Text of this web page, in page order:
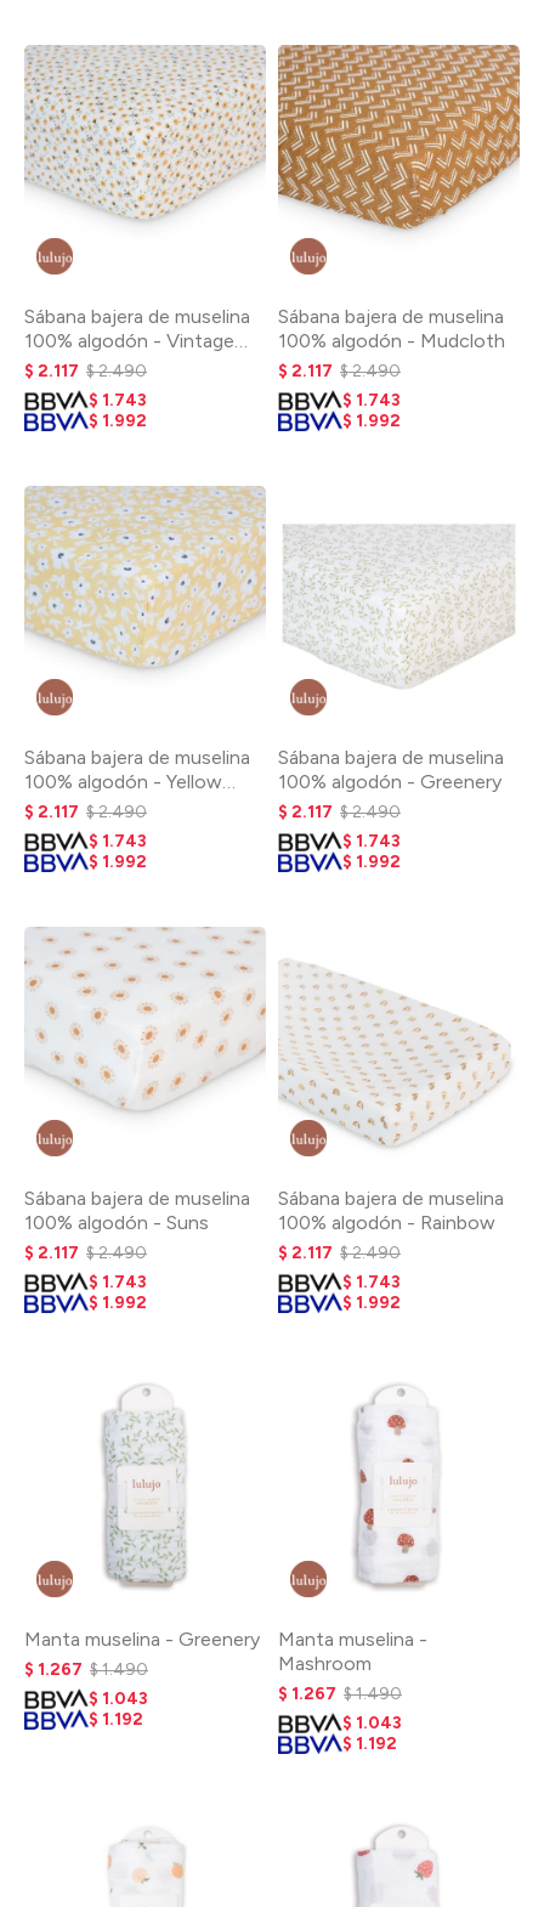
Sábana bajera de muselina
100% algodón - Vintage
Floral
$ 2.117 $2.490
$ 1.743
$ 1.992
Sábana bajera de muselina
100% algodón - Mudcloth
$ 2.117 $2.490
$ 1.743
$ 1.992
Sábana bajera de muselina
100% algodón - Yellow
Wildflowers
$ 2.117 $2.490
$ 1.743
$ 1.992
Sábana bajera de muselina
100% algodón - Greenery
$ 2.117 $2.490
$ 1.743
$ 1.992
Sábana bajera de muselina
100% algodón - Suns
$ 2.117 $2.490
$ 1.743
$ 1.992
Sábana bajera de muselina
100% algodón - Rainbow
$ 2.117 $2.490
$ 1.743
$ 1.992
Manta muselina - Greenery
$ 1.267 $1.490
$ 1.043
$ 1.192
Manta muselina -
Mashroom
$ 1.267 $1.490
$ 1.043
$ 1.192